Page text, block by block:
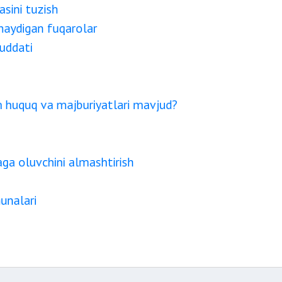
tuzish
fuqarolar
huquq va majburiyatlari mavjud?
oluvchini almashtirish